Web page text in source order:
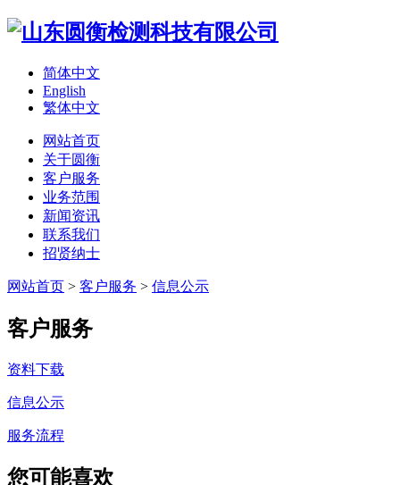
简体中文
English
繁体中文
网站首页
关于圆衡
客户服务
业务范围
新闻资讯
联系我们
招贤纳士
网站首页 > 客户服务 > 信息公示
客户服务
资料下载
信息公示
服务流程
您可能喜欢